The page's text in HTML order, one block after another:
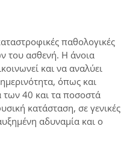
παθολογικές
του ασθενή. Η άνοια
και να αναλύει
όπως και
των 40 και τα ποσοστά
κατάσταση, σε γενικές
αδυναμία και ο